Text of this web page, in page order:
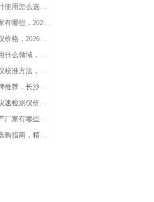
紫外分光光度计使用怎么选款？食品化验室设备挑选指南【科普百科】
实验室仪器厂家有哪些，2026实验室仪器厂家排名【十大排名】
高效液相色谱仪价格，2026实验室HPLC设备报价清单【实时更新】
气相色谱仪应用什么领域，实验室仪器科普【行业百科】
原子吸收光谱仪校准方法，专业仪器校准维护流程科普【行业百科】
实验室仪器品牌推荐，长沙实验室仪器品牌【最新更新】
2026农药残留快速检测仪价格，全新升级食品农残检测设备报价【含最新报价】
实验室仪器生产厂家有哪些？2026实验室仪器生产厂家推荐[今日更新]
全自动离心机选购指南，精密实验专用设备怎么挑？【行业百科】